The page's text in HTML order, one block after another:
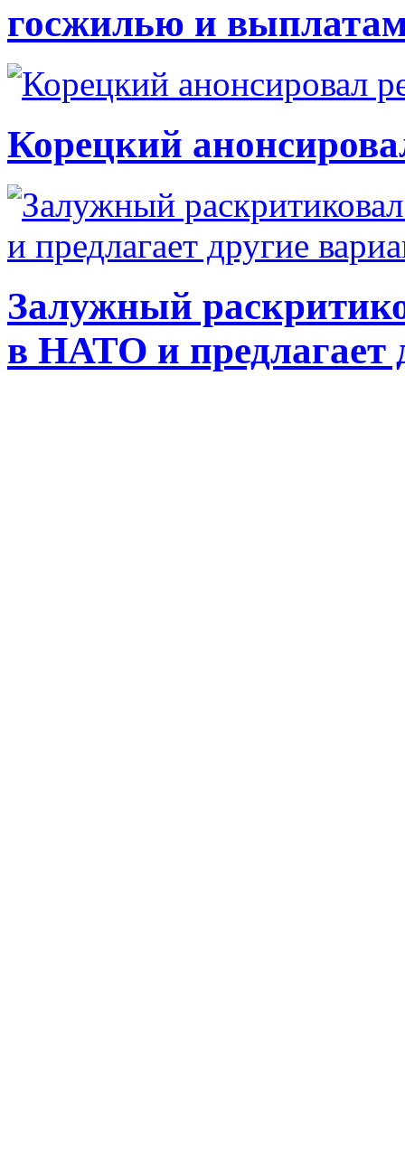
госжилью и
Корецкий
Залужный
в НАТО и предлагает